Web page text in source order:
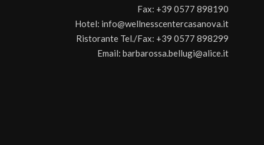
Fax: +39 0577 898190
Hotel: info@wellnesscentercasanova.it
Ristorante Tel./Fax: +39 0577 898299
Email: barbarossa.bellugi@alice.it